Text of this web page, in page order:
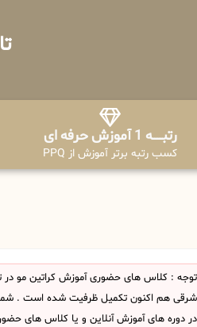
رتبــــــه 1 آموزش حرفه ای
کسب رتبه برتر آموزش از PPQ
توجه : کلاس های حضوری آموزش کراتین مو در
شرقی هم اکنون تکمیل ظرفیت شده است . شما
در دوره های آموزش آنلاین و یا کلاس های